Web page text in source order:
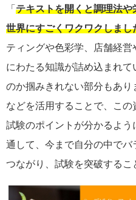
「 テキストを開くと調理法
世界にすごくワクワクしまし
ティングや色彩学、店舗経
にわたる知識が詰め込まれ
のか掴みきれない部分もあり
などを活用することで、こ
試験のポイントが分かるよ
通して、今まで自分の中で
つながり、試験を突破するこ